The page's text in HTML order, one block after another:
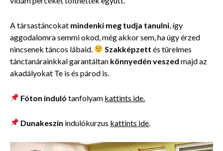
A társastáncokat mindenki meg tudja tanulni, így
aggodalomra semmi okod, még akkor sem, ha úgy érzed
nincsenek táncos lábaid.
Szakképzett és türelmes
tánctanárainkkal garantáltan könnyedén veszed majd az
akadályokat Te is és párod is.
Fóton induló tanfolyam kattints ide.
Dunakeszin indulókurzus kattints ide.